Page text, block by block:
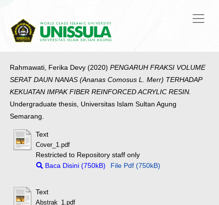
Rahmawati, Ferika Devy (2020) PENGARUH FRAKSI VOLUME
SERAT DAUN NANAS (Ananas Comosus L. Merr) TERHADAP
KEKUATAN IMPAK FIBER REINFORCED ACRYLIC RESIN.
Undergraduate thesis, Universitas Islam Sultan Agung
Semarang.
Text
Cover_1.pdf
Restricted to Repository staff only
Baca Disini (750kB)
File Pdf (750kB)
Text
Abstrak_1.pdf